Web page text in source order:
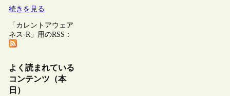
続きを見る
「カレントアウェア
ネス-R」用のRSS：
よく読まれている
コンテンツ（本
日）